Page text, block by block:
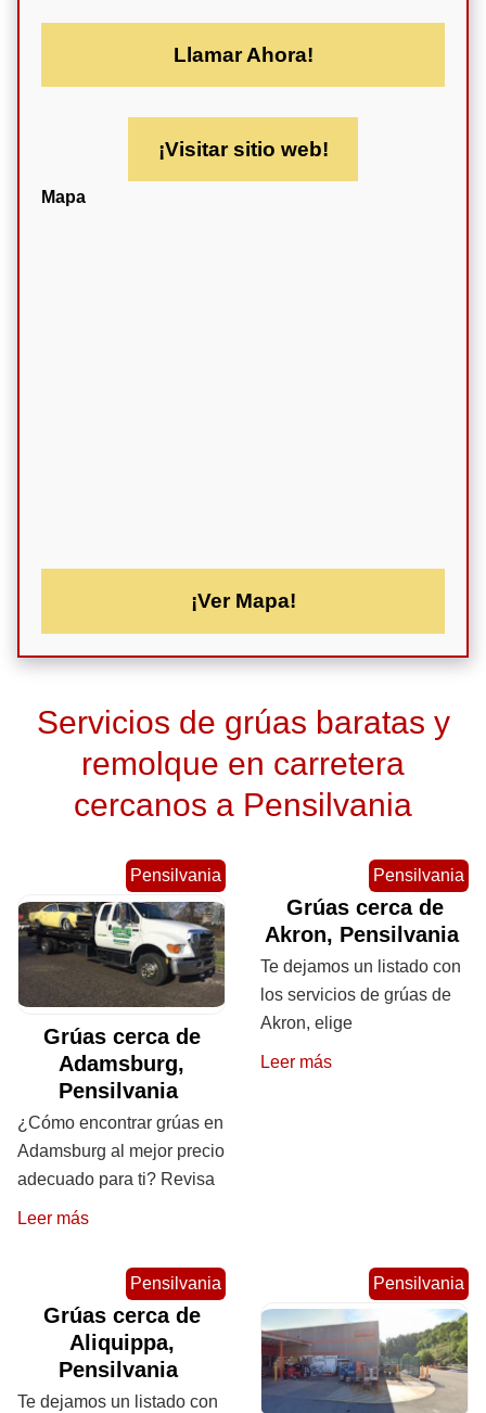
Llamar Ahora!
¡Visitar sitio web!
Mapa
¡Ver Mapa!
Servicios de grúas baratas y
remolque en carretera
cercanos a Pensilvania
Pensilvania
Grúas cerca de
Adamsburg,
Pensilvania
¿Cómo encontrar grúas en
Adamsburg al mejor precio
adecuado para ti? Revisa
Leer más
Pensilvania
Grúas cerca de
Akron, Pensilvania
Te dejamos un listado con
los servicios de grúas de
Akron, elige
Leer más
Pensilvania
Grúas cerca de
Aliquippa,
Pensilvania
Te dejamos un listado con
Pensilvania